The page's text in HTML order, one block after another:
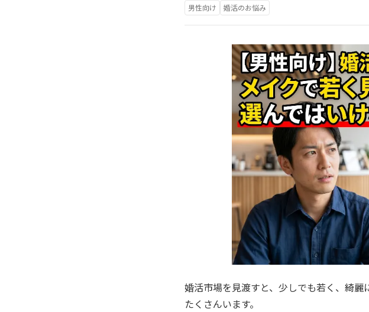
男性向け 婚活のお悩み
婚活市場を見渡すと、少しでも若く、綺
たくさんいます。